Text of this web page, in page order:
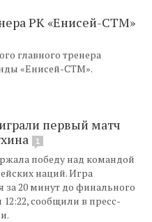
РК «Енисей-СТМ»
главного тренера
«Енисей-СТМ».
первый матч
1
победу над командой
наций. Игра
за 20 минут до финального
сообщили в пресс-